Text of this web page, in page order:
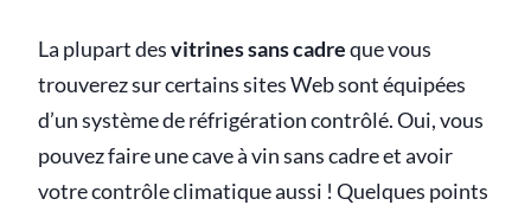
La plupart desvitrines sans cadreque vous
trouverez sur certains sites Web sont équipées
d’un système de réfrigération contrôlé. Oui, vous
pouvez faire une cave à vin sans cadre et avoir
votre contrôle climatique aussi ! Quelques points